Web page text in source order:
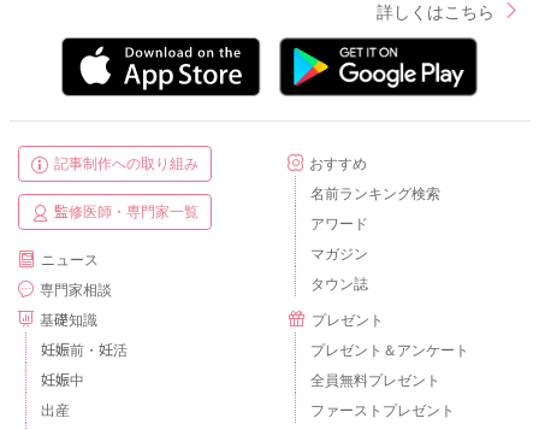
詳しくはこちら
記事制作への取り組み
監修医師・専門家一覧
ニュース
専門家相談
基礎知識
妊娠前・妊活
妊娠中
出産
おすすめ
名前ランキング検索
アワード
マガジン
タウン誌
プレゼント
プレゼント＆アンケート
全員無料プレゼント
ファーストプレゼント